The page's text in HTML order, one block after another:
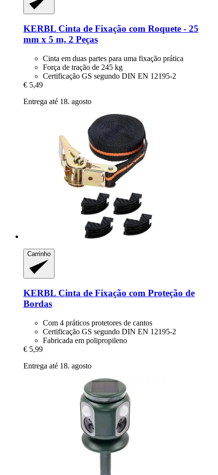
KERBL Cinta de Fixação com Roquete -​ 25
mm x 5 m, 2 Peças
Cinta em duas partes para uma fixação prática
Força de tração de 245 kg
Certificação GS segundo DIN EN 12195-2
€ 5,49
Entrega até 18. agosto
Carrinho
KERBL Cinta de Fixação com Proteção de
Bordas
Com 4 práticos protetores de cantos
Certificação GS segundo DIN EN 12195-2
Fabricada em polipropileno
€ 5,99
Entrega até 18. agosto